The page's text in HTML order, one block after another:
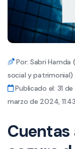
Por: Sabri
social y patrimonial)
Publicado el: 31 de
marzo de 2024, 11:43
Cuentas